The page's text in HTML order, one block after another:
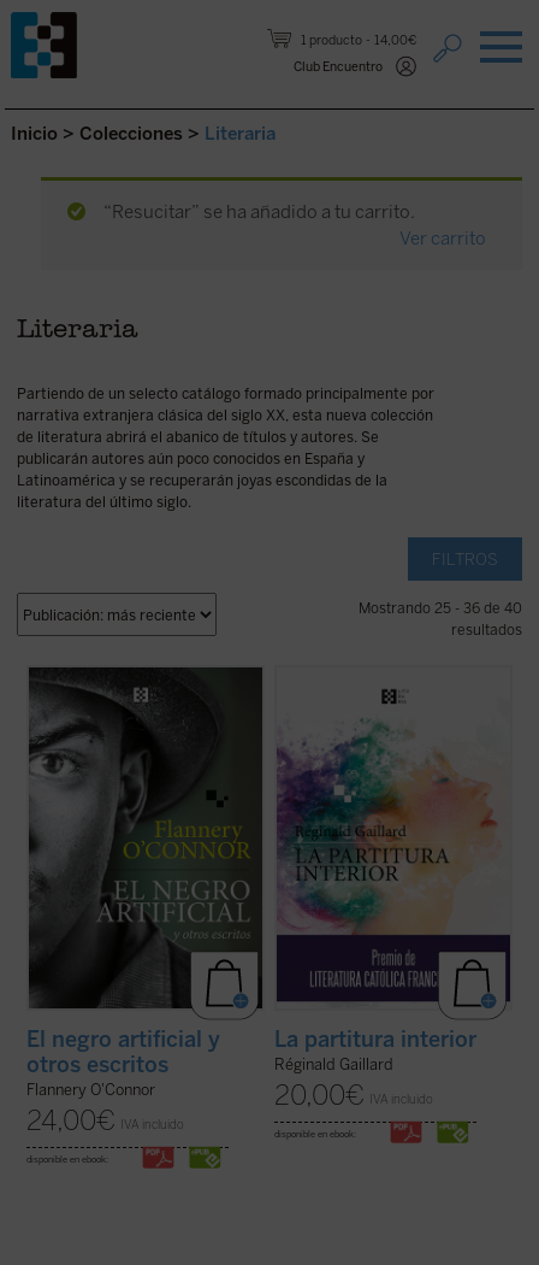
1 producto
14,00€
Club Encuentro
Saltar al contenido.
Inicio > Colecciones > Literaria
“Resucitar” se ha añadido a tu carrito.
Ver carrito
Literaria
Partiendo de un selecto catálogo formado principalmente por
narrativa extranjera clásica del siglo XX, esta nueva colección
de literatura abrirá el abanico de títulos y autores. Se
publicarán autores aún poco conocidos en España y
Latinoamérica y se recuperarán joyas escondidas de la
literatura del último siglo.
FILTROS
Mostrando 25 - 36 de 40
resultados
La presente antología recoge ocho cuentos
representativos y algunos ensayos breves
escritos en «Andalusia», la finca familiar en
la que O'Connor vivió sus últimos años. Son
historias que escuecen y sacuden las
entrañas de quien las lee, en ...
El negro artificial y
otros escritos
Flannery O'Connor
24,00€ IVA incluido
disponible en ebook:
las historias de vida de Charlotte, «la loca
del pueblo», y Jan, un músico holandés
quien huye de un amor perdido, tienen en
común una búsqueda espiritual de
trascendiencia y belleza, una relación ...
(ver ficha)
La partitura interior
Réginald Gaillard
20,00€ IVA incluido
disponible en ebook: